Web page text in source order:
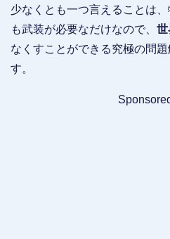
少なくとも一つ言えることは
も武装が必要なだけなので、 世
なくすことができる究極の問
す。